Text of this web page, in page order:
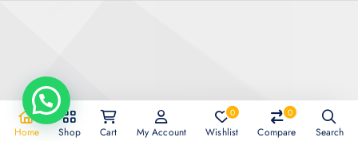
Copyright © 2026 Importadora Tecnotrade
Home Shop Cart My Account
0
Wishlist
0
Compare Search